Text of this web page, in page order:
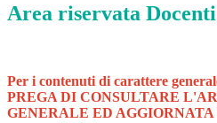
Area riservata
Per i contenuti di carattere
PREGA DI CONSULTARE
GENERALE ED